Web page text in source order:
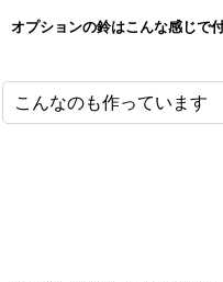
オプションの鈴はこんな感じで
こんなのも作っています